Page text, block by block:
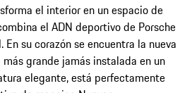
el interior en un espacio de
el ADN deportivo de Porsche
su corazón se encuentra la nueva
grande jamás instalada en un
elegante, está perfectamente